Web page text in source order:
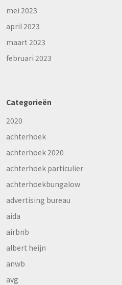
mei 2023
april 2023
maart 2023
februari 2023
Categorieën
2020
achterhoek
achterhoek 2020
achterhoek particulier
achterhoekbungalow
advertising bureau
aida
airbnb
albert heijn
anwb
avg